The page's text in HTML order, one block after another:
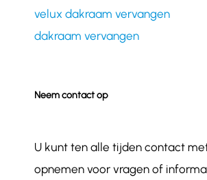
velux dakraam vervangen
dakraam vervangen
Neem contact op
U kunt ten alle tijden contact
opnemen voor vragen of